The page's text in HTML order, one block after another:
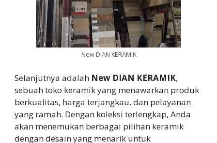
New DIAN KERAMIK
Selanjutnya adalah New DIAN KERAMIK,
sebuah toko keramik yang menawarkan produk
berkualitas, harga terjangkau, dan pelayanan
yang ramah. Dengan koleksi terlengkap, Anda
akan menemukan berbagai pilihan keramik
dengan desain yang menarik untuk